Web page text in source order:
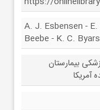
A. J. Esbensen -
Beebe - K. C.
بیمارستان
آمریکا